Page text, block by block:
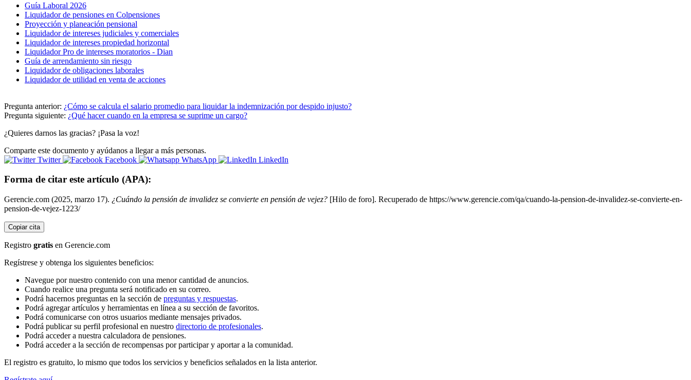
Guía Laboral 2026
Liquidador de pensiones en Colpensiones
Proyección y planeación pensional
Liquidador de intereses judiciales y comerciales
Liquidador de intereses propiedad horizontal
Liquidador Pro de intereses moratorios - Dian
Guía de arrendamiento sin riesgo
Liquidador de obligaciones laborales
Liquidador de utilidad en venta de acciones
Pregunta anterior: ¿Cómo se calcula el salario promedio para liquidar la indemnización por despido injusto?
Pregunta siguiente: ¿Qué hacer cuando en la empresa se suprime un cargo?
¿Quieres darnos las gracias? ¡Pasa la voz!
Comparte este documento y ayúdanos a llegar a más personas.
Twitter
Facebook WhatsApp LinkedIn
Forma de citar este artículo (APA):
Gerencie.com (2025, marzo 17). ¿Cuándo la pensión de invalidez se convierte en pensión de vejez? [Hilo de foro]. Recuperado de https://www.gerencie.com/qa/cuando-la-pension-de-invalidez-se-convierte-en-
pension-de-vejez-1223/
Copiar cita
Registro gratis en Gerencie.com
Regístrese y obtenga los siguientes beneficios:
Navegue por nuestro contenido con una menor cantidad de anuncios.
Cuando realice una pregunta será notificado en su correo.
Podrá hacernos preguntas en la sección de preguntas y respuestas.
Podrá agregar artículos y herramientas en línea a su sección de favoritos.
Podrá comunicarse con otros usuarios mediante mensajes privados.
Podrá publicar su perfil profesional en nuestro directorio de profesionales.
Podrá acceder a nuestra calculadora de pensiones.
Podrá acceder a la sección de recompensas por participar y aportar a la comunidad.
El registro es gratuito, lo mismo que todos los servicios y beneficios señalados en la lista anterior.